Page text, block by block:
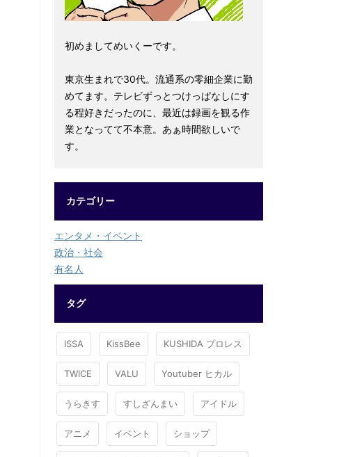
初めましてめいくーです。
東京生まれで30代。流通系の零細企業に勤
めてます。テレビずっとつけっぱなしにす
る程好きだったのに、最近は録画を観る作
業となってて不本意。あぁ時間欲しいで
す。
カテゴリー
エンタメ・イベント
政治・社会
有名人
タグ
ISSA KissBee KUSHIDA プロレス
TWICE VALU Youtuber ヒカル
うらきす すしざんまい アイドル
アニメ イベント ショップ